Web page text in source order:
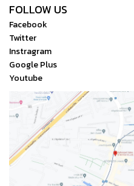
FOLLOW US
Facebook
Twitter
Instragram
Google Plus
Youtube